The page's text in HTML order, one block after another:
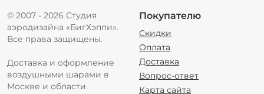
© 2007 - 2026 Студия
аэродизайна «БигХэппи».
Все права защищены.
Доставка и оформление
воздушными шарами в
Москве и области
Покупателю
Скидки
Оплата
Доставка
Вопрос-ответ
Карта сайта